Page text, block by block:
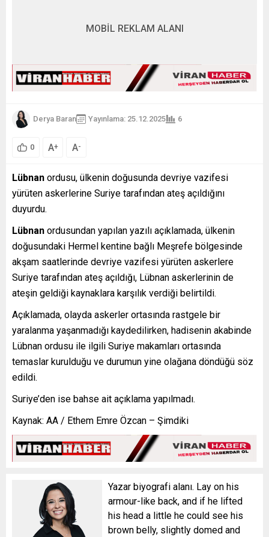
MOBİL REKLAM ALANI
Derya Baran Yayınlama: 25.12.2025 6
0 A+ A-
Lübnan ordusu, ülkenin doğusunda devriye vazifesi
yürüten askerlerine Suriye tarafından ateş açıldığını
duyurdu.
Lübnan ordusundan yapılan yazılı açıklamada, ülkenin
doğusundaki Hermel kentine bağlı Meşrefe bölgesinde
akşam saatlerinde devriye vazifesi yürüten askerlere
Suriye tarafından ateş açıldığı, Lübnan askerlerinin de
ateşin geldiği kaynaklara karşılık verdiği belirtildi.
Açıklamada, olayda askerler ortasında rastgele bir
yaralanma yaşanmadığı kaydedilirken, hadisenin akabinde
Lübnan ordusu ile ilgili Suriye makamları ortasında
temaslar kurulduğu ve durumun yine olağana döndüğü söz
edildi.
Suriye’den ise bahse ait açıklama yapılmadı.
Kaynak: AA / Ethem Emre Özcan – Şimdiki
Yazar biyografi alanı. Lay on his
armour-like back, and if he lifted
his head a little he could see his
brown belly, slightly domed and